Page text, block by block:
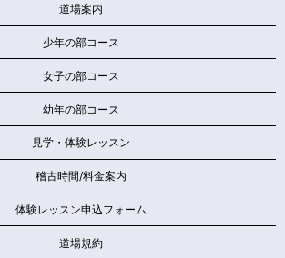
道場案内
少年の部コース
女子の部コース
幼年の部コース
見学・体験レッスン
稽古時間/料金案内
体験レッスン申込フォーム
道場規約